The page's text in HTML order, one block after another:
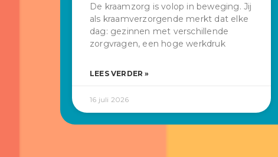
De kraamzorg is volop in beweging. Jij
als kraamverzorgende merkt dat elke
dag: gezinnen met verschillende
zorgvragen, een hoge werkdruk
LEES VERDER »
16 juli 2026